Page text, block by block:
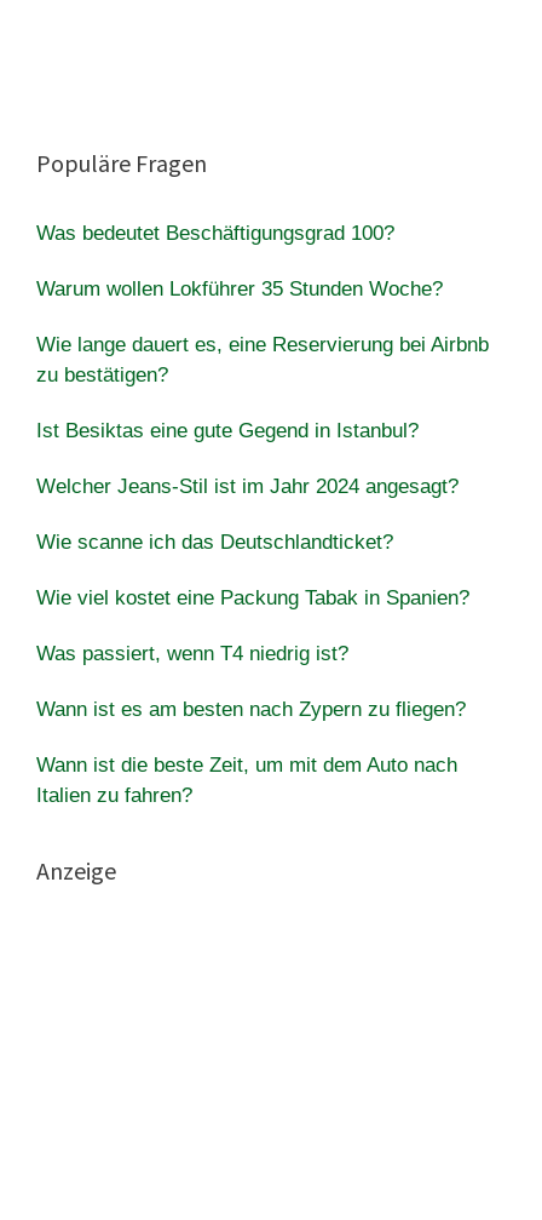
Populäre Fragen
Was bedeutet Beschäftigungsgrad 100?
Warum wollen Lokführer 35 Stunden Woche?
Wie lange dauert es, eine Reservierung bei Airbnb
zu bestätigen?
Ist Besiktas eine gute Gegend in Istanbul?
Welcher Jeans-Stil ist im Jahr 2024 angesagt?
Wie scanne ich das Deutschlandticket?
Wie viel kostet eine Packung Tabak in Spanien?
Was passiert, wenn T4 niedrig ist?
Wann ist es am besten nach Zypern zu fliegen?
Wann ist die beste Zeit, um mit dem Auto nach
Italien zu fahren?
Anzeige